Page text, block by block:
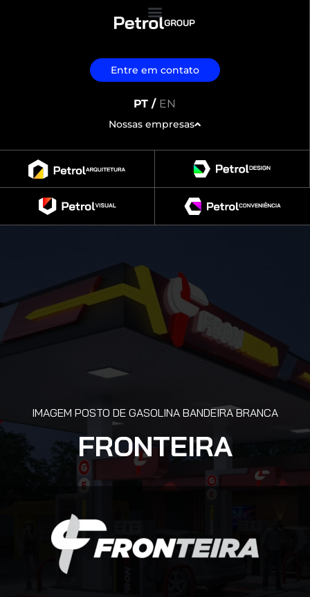
Entre em contato
PT / EN
Nossas empresas
IMAGEM POSTO DE GASOLINA BANDEIRA BRANCA
FRONTEIRA